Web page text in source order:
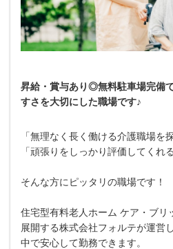
昇給・賞与あり◎無料駐車場完備
すさを大切にした職場です♪
「無理なく長く働ける介護職場を
「頑張りをしっかり評価してくれ
そんな方にピッタリの職場です！
住宅型有料老人ホーム ケア・ブリ
展開する株式会社フォルテが運営
中で安心して勤務できます。